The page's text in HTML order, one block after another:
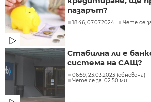
пазарът?
18:46, 07.07.2024 Чете се
Стабилна ли е
система на САЩ?
06:59, 23.03.2023 (обновена)
Чете се за: 02:50 мин.